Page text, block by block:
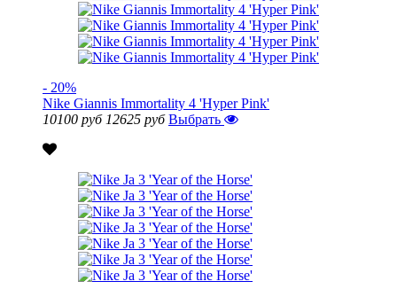
- 20%
Nike Giannis Immortality 4 'Hyper Pink'
10100 руб 12625 руб Выбрать